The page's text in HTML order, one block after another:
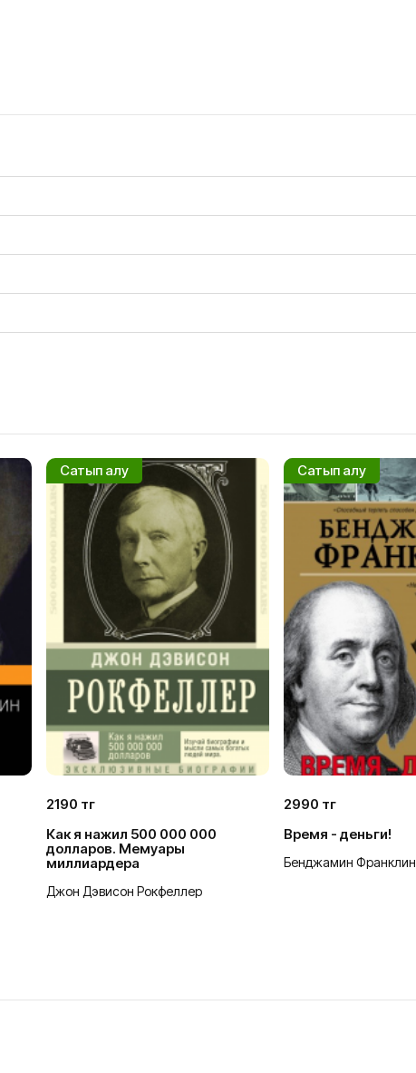
Сатып алу
2190 тг
Как я нажил 500 000 000
долларов. Мемуары
миллиардера
Джон Дэвисон Рокфеллер
Сатып алу
2990 тг
Время - деньги!
Бенджамин Франклин